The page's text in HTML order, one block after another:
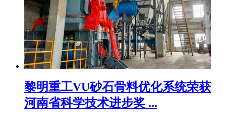
黎明重工VU砂石骨料优化系统荣获
河南省科学技术进步奖 ...